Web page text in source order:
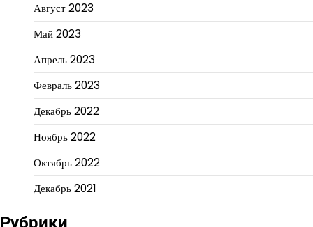
Август 2023
Май 2023
Апрель 2023
Февраль 2023
Декабрь 2022
Ноябрь 2022
Октябрь 2022
Декабрь 2021